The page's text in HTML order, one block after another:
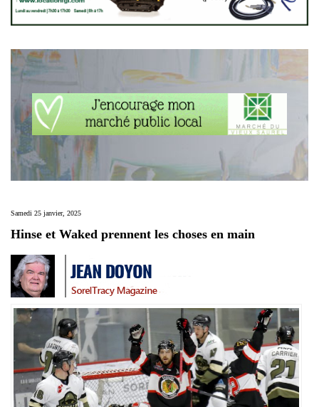
Samedi 25 janvier, 2025
Hinse et Waked prennent les choses en main